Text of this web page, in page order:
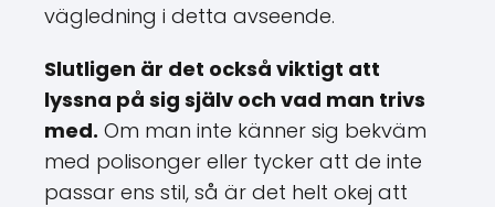
vägledning i detta avseende.
Slutligen är det också viktigt att
lyssna på sig själv och vad man trivs
med. Om man inte känner sig bekväm
med polisonger eller tycker att de inte
passar ens stil, så är det helt okej att